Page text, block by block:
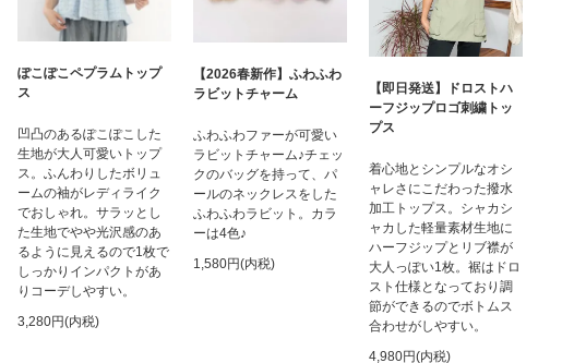
ぽこぽこペプラムトップ
ス
凹凸のあるぽこぽこした
生地が大人可愛いトップ
ス。ふんわりしたボリュ
ームの袖がレディライク
でおしゃれ。サラッとし
た生地でやや光沢感のあ
るように見えるので1枚で
しっかりインパクトがあ
りコーデしやすい。
3,280円(内税)
【2026春新作】ふわふわ
ラビットチャーム
ふわふわファーが可愛い
ラビットチャーム♪チェッ
クのバッグを持って、パ
ールのネックレスをした
ふわふわラビット。カラ
ーは4色♪
1,580円(内税)
【即日発送】ドロストハ
ーフジップロゴ刺繍トッ
プス
着心地とシンプルなオシ
ャレさにこだわった撥水
加工トップス。シャカシ
ャカした軽量素材生地に
ハーフジップとリブ襟が
大人っぽい1枚。裾はドロ
スト仕様となっており調
節ができるのでボトムス
合わせがしやすい。
4,980円(内税)